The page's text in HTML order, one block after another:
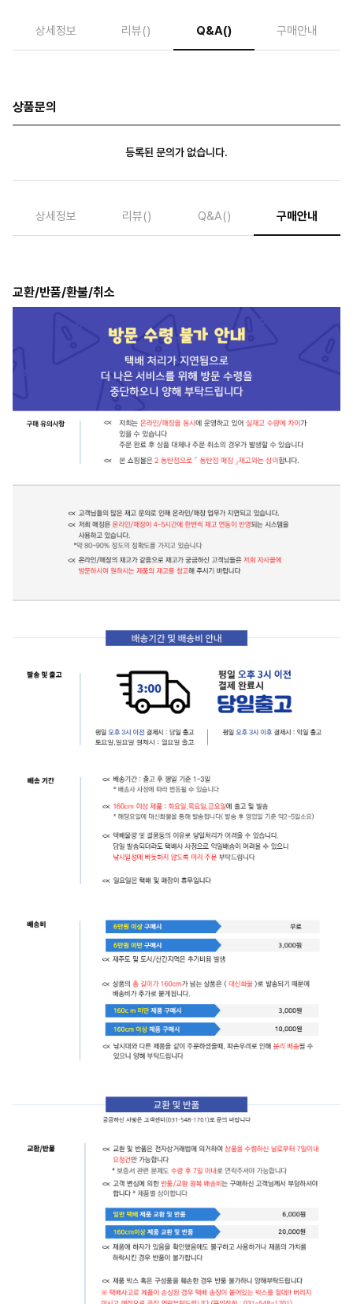
상세정보 리뷰() Q&A() 구매안내
상품문의
등록된 문의가 없습니다.
상세정보 리뷰() Q&A() 구매안내
교환/반품/환불/취소